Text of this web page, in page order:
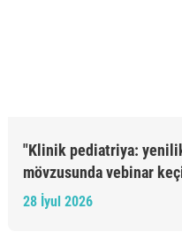
"Klinik pediatriya:
mövzusunda vebinar
28 İyul 2026